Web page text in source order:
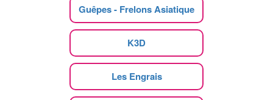
Guêpes - Frelons Asiatique
K3D
Les Engrais